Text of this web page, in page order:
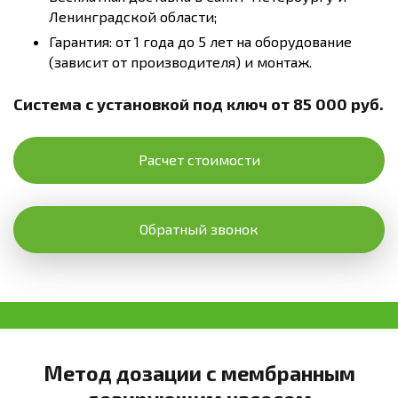
Ленинградской области;
Гарантия: от 1 года до 5 лет на оборудование
(зависит от производителя) и монтаж.
Система с установкой под ключ от 85 000 руб.
Расчет стоимости
Обратный звонок
Метод дозации с мембранным